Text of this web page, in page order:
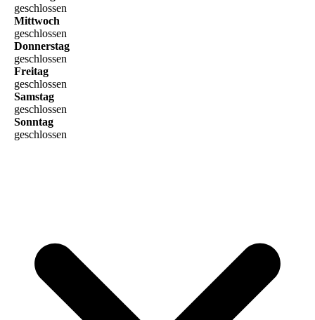
geschlossen
Mittwoch
geschlossen
Donnerstag
geschlossen
Freitag
geschlossen
Samstag
geschlossen
Sonntag
geschlossen